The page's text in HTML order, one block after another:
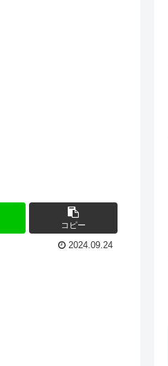
コピー
2024.09.24